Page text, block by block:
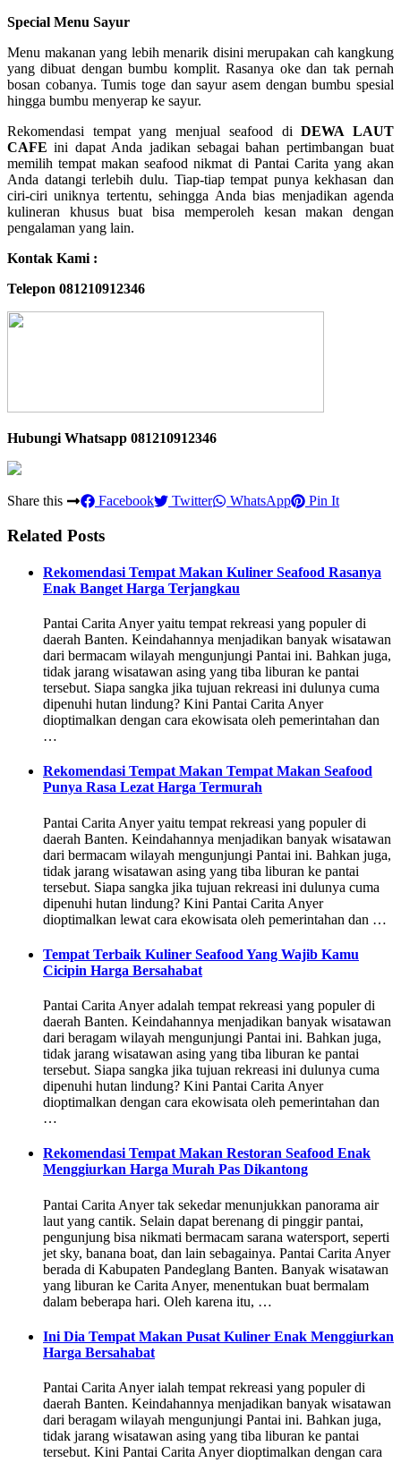
Special Menu Sayur
Menu makanan yang lebih menarik disini merupakan cah kangkung
yang dibuat dengan bumbu komplit. Rasanya oke dan tak pernah
bosan cobanya. Tumis toge dan sayur asem dengan bumbu spesial
hingga bumbu menyerap ke sayur.
Rekomendasi tempat yang menjual seafood diDEWA LAUT
CAFEini dapat Anda jadikan sebagai bahan pertimbangan buat
memilih tempat makan seafood nikmat di Pantai Carita yang akan
Anda datangi terlebih dulu. Tiap-tiap tempat punya kekhasan dan
ciri-ciri uniknya tertentu, sehingga Anda bias menjadikan agenda
kulineran khusus buat bisa memperoleh kesan makan dengan
pengalaman yang lain.
Kontak Kami :
Telepon 081210912346
Hubungi Whatsapp 081210912346
Share this Facebook Twitter WhatsApp Pin It
Related Posts
Rekomendasi Tempat Makan Kuliner Seafood Rasanya
Enak Banget Harga Terjangkau
Pantai Carita Anyer yaitu tempat rekreasi yang populer di
daerah Banten. Keindahannya menjadikan banyak wisatawan
dari bermacam wilayah mengunjungi Pantai ini. Bahkan juga,
tidak jarang wisatawan asing yang tiba liburan ke pantai
tersebut. Siapa sangka jika tujuan rekreasi ini dulunya cuma
dipenuhi hutan lindung? Kini Pantai Carita Anyer
dioptimalkan dengan cara ekowisata oleh pemerintahan dan
…
Rekomendasi Tempat Makan Tempat Makan Seafood
Punya Rasa Lezat Harga Termurah
Pantai Carita Anyer yaitu tempat rekreasi yang populer di
daerah Banten. Keindahannya menjadikan banyak wisatawan
dari bermacam wilayah mengunjungi Pantai ini. Bahkan juga,
tidak jarang wisatawan asing yang tiba liburan ke pantai
tersebut. Siapa sangka jika tujuan rekreasi ini dulunya cuma
dipenuhi hutan lindung? Kini Pantai Carita Anyer
dioptimalkan lewat cara ekowisata oleh pemerintahan dan …
Tempat Terbaik Kuliner Seafood Yang Wajib Kamu
Cicipin Harga Bersahabat
Pantai Carita Anyer adalah tempat rekreasi yang populer di
daerah Banten. Keindahannya menjadikan banyak wisatawan
dari beragam wilayah mengunjungi Pantai ini. Bahkan juga,
tidak jarang wisatawan asing yang tiba liburan ke pantai
tersebut. Siapa sangka jika tujuan rekreasi ini dulunya cuma
dipenuhi hutan lindung? Kini Pantai Carita Anyer
dioptimalkan dengan cara ekowisata oleh pemerintahan dan
…
Rekomendasi Tempat Makan Restoran Seafood Enak
Menggiurkan Harga Murah Pas Dikantong
Pantai Carita Anyer tak sekedar menunjukkan panorama air
laut yang cantik. Selain dapat berenang di pinggir pantai,
pengunjung bisa nikmati bermacam sarana watersport, seperti
jet sky, banana boat, dan lain sebagainya. Pantai Carita Anyer
berada di Kabupaten Pandeglang Banten. Banyak wisatawan
yang liburan ke Carita Anyer, menentukan buat bermalam
dalam beberapa hari. Oleh karena itu, …
Ini Dia Tempat Makan Pusat Kuliner Enak Menggiurkan
Harga Bersahabat
Pantai Carita Anyer ialah tempat rekreasi yang populer di
daerah Banten. Keindahannya menjadikan banyak wisatawan
dari beragam wilayah mengunjungi Pantai ini. Bahkan juga,
tidak jarang wisatawan asing yang tiba liburan ke pantai
tersebut. Kini Pantai Carita Anyer dioptimalkan dengan cara